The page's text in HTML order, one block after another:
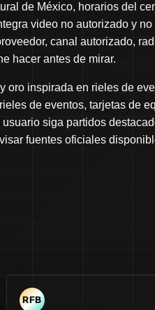
de México, horarios del
video no autorizado y
canal autorizado,
hacer antes de mirar.
oro inspirada en rieles de
de eventos, tarjetas de
siga partidos
fuentes oficiales
RFB